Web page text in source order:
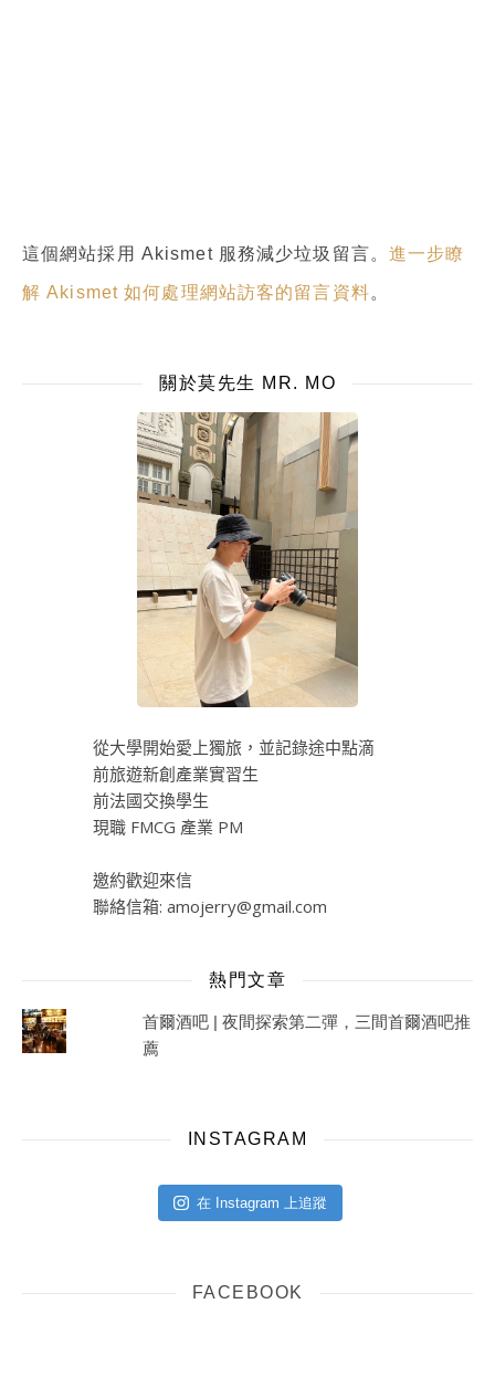
這個網站採用 Akismet 服務減少垃圾留言。 進一步瞭
解 Akismet 如何處理網站訪客的留言資料。
關於莫先生 MR. MO
從大學開始愛上獨旅，並記錄途中點滴
前旅遊新創產業實習生
前法國交換學生
現職 FMCG 產業 PM
邀約歡迎來信
聯絡信箱: amojerry@gmail.com
熱門文章
首爾酒吧 | 夜間探索第二彈，三間首爾酒吧推
薦
INSTAGRAM
在 Instagram 上追蹤
FACEBOOK